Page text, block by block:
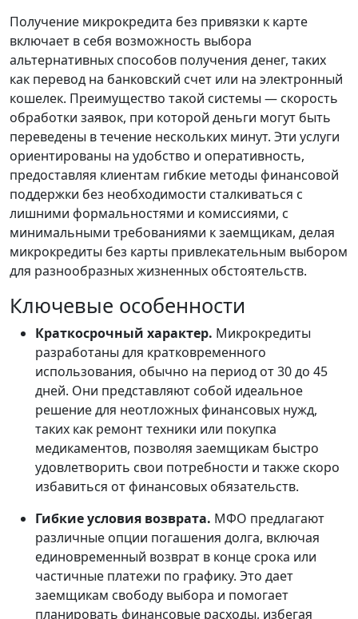
Получение микрокредита без привязки к карте
включает в себя возможность выбора
альтернативных способов получения денег, таких
как перевод на банковский счет или на электронный
кошелек. Преимущество такой системы — скорость
обработки заявок, при которой деньги могут быть
переведены в течение нескольких минут. Эти услуги
ориентированы на удобство и оперативность,
предоставляя клиентам гибкие методы финансовой
поддержки без необходимости сталкиваться с
лишними формальностями и комиссиями, с
минимальными требованиями к заемщикам, делая
микрокредиты без карты привлекательным выбором
для разнообразных жизненных обстоятельств.
Ключевые особенности
Краткосрочный характер. Микрокредиты
разработаны для кратковременного
использования, обычно на период от 30 до 45
дней. Они представляют собой идеальное
решение для неотложных финансовых нужд,
таких как ремонт техники или покупка
медикаментов, позволяя заемщикам быстро
удовлетворить свои потребности и также скоро
избавиться от финансовых обязательств.
Гибкие условия возврата. МФО предлагают
различные опции погашения долга, включая
единовременный возврат в конце срока или
частичные платежи по графику. Это дает
заемщикам свободу выбора и помогает
планировать финансовые расходы, избегая